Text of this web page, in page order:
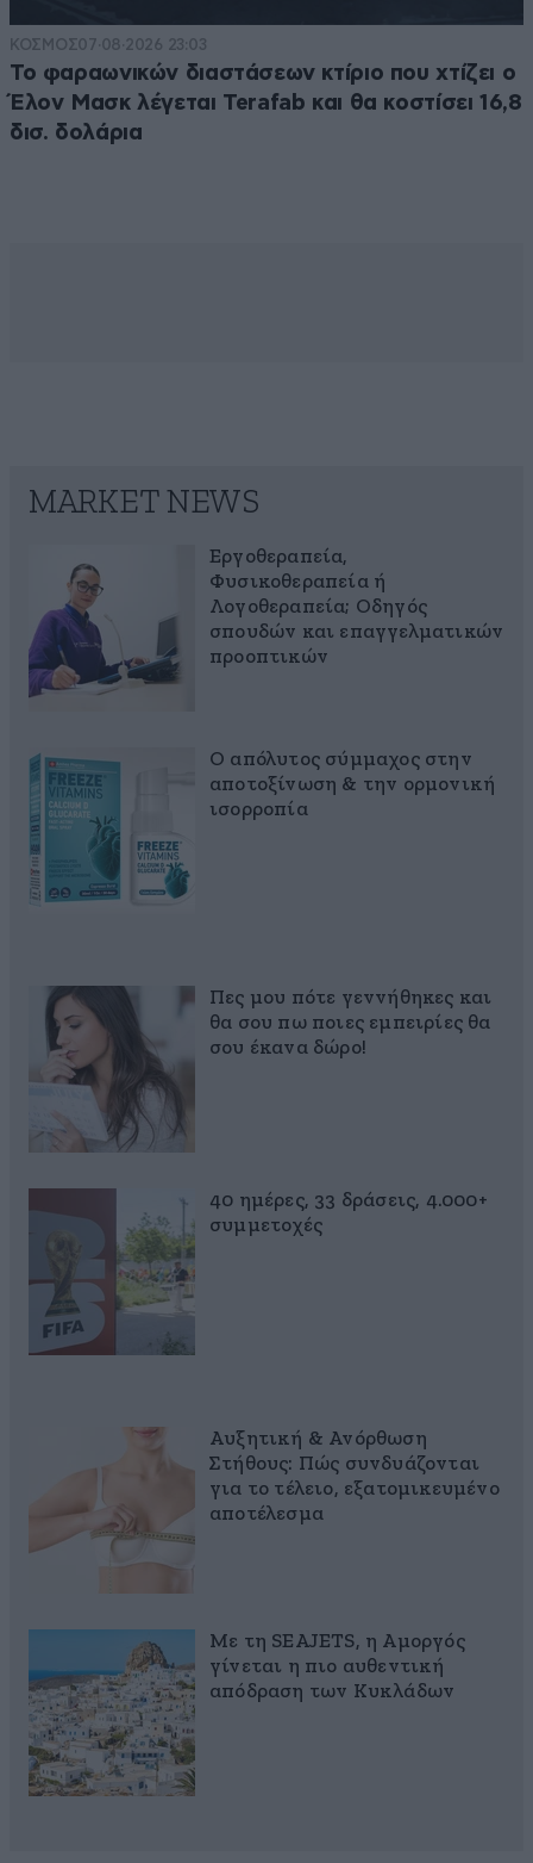
ΚΟΣΜΟΣ07·08·2026 23:03
Το φαραωνικών διαστάσεων κτίριο που χτίζει ο
Έλον Μασκ λέγεται Terafab και θα κοστίσει 16,8
δισ. δολάρια
MARKET NEWS
Εργοθεραπεία,
Φυσικοθεραπεία ή
Λογοθεραπεία; Οδηγός
σπουδών και επαγγελματικών
προοπτικών
Ο απόλυτος σύμμαχος στην
αποτοξίνωση & την ορμονική
ισορροπία
Πες μου πότε γεννήθηκες και
θα σου πω ποιες εμπειρίες θα
σου έκανα δώρο!
40 ημέρες, 33 δράσεις, 4.000+
συμμετοχές
Αυξητική & Ανόρθωση
Στήθους: Πώς συνδυάζονται
για το τέλειο, εξατομικευμένο
αποτέλεσμα
Με τη SEAJETS, η Αμοργός
γίνεται η πιο αυθεντική
απόδραση των Κυκλάδων